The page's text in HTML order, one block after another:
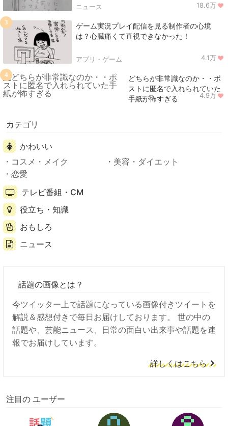
ニュース 18.6万
ゲーム実況プレイ配信を見る制作者の心境
は？心臓痛くて直視できなかった！
アプリ・ゲーム 4.1万
3
どちらが非常識なのか・・ポ
ストに匿名で入れられていた
手紙が怖すぎる
ニュース 4.9万
4
カテゴリ
かわいい
コスメ・メイク
美容・ダイエット
恋愛
テレビ番組・CM
役立ち・知識
おもしろ
ニュース
話題の画像とは？
今ツイッター上で話題になっている画像付きツイートを
解説＆感想付きで毎日お届けしております。 世の中の
話題や、芸能ニュース、日常の面白い出来事や話題を速
報でお届けしています。
詳しくはこちら
注目の ユーザー